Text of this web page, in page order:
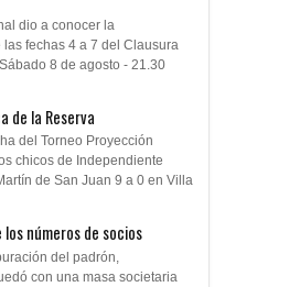
dio a conocer la
fechas 4 a 7 del Clausura
8 de agosto - 21.30
de la Reserva
del Torneo Proyección
chicos de Independiente
de San Juan 9 a 0 en Villa
números de socios
del padrón,
con una masa societaria